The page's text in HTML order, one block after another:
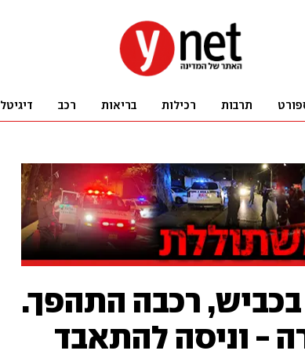
תרבות רכילות בריאות רכב דיגיטל
רכבה התהפך.
- וניסה להתאבד